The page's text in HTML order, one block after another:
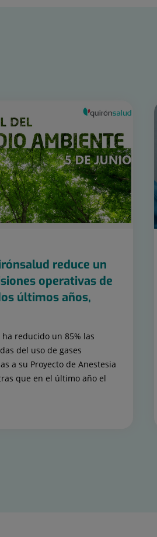
reduce un
operativas de
últimos años,
reducido un 85% las
del uso de gases
a su Proyecto de Anestesia
que en el último año el